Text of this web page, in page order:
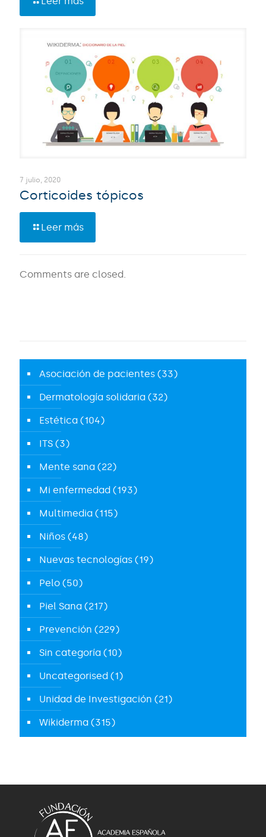
7 julio, 2020
Corticoides tópicos
Leer más
Comments are closed.
Asociación de pacientes (33)
Dermatología solidaria (32)
Estética (104)
ITS (3)
Mente sana (22)
Mi enfermedad (193)
Multimedia (115)
Niños (48)
Nuevas tecnologías (19)
Pelo (50)
Piel Sana (217)
Prevención (229)
Sin categoría (10)
Uncategorised (1)
Unidad de Investigación (21)
Wikiderma (315)